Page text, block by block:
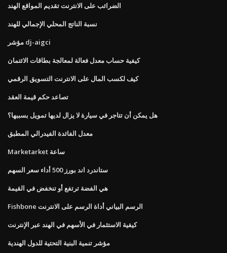
الضرائب على الانترنت تقديم المواقع الهند
نسبة الناتج المحلي الإجمالي للهند
مؤشر dj-aigci
كيفية حساب معدل فعالة لمعالجة بطاقات الائتمان
كيف لكسب المال على الانترنت التسويق الرقمي
تصاعد حكم قيمة العقد
هل يمكن أن تتاجر في سيارة لا يزال لديها تمويل بسببها؟
معدل الفائدة الفيدرالي المطبق
Marketarket ساعة
ستاندرد اند بورز 500 أداء سعر السهم
هي الفضة ترتفع أو تنخفض في القيمة
Fishbone الرسم البياني أداة الرسم على الانترنت
كيفية الاستثمار في الأسهم في الهند عبر الإنترنت
مؤشر تنمية البنية التحتية للدول الهندية